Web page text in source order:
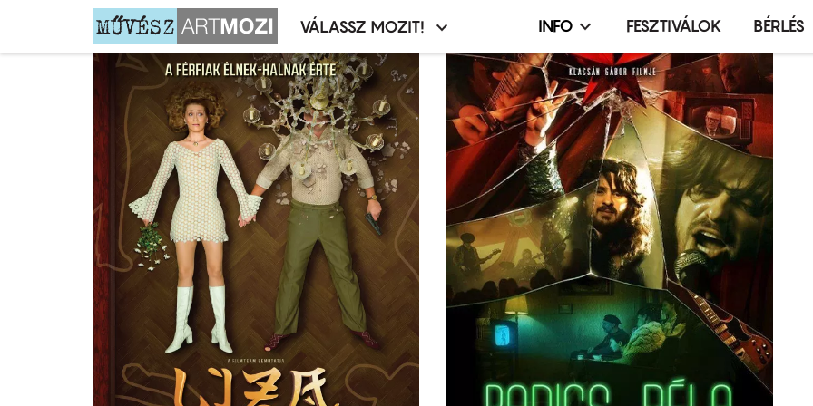
Moziválasztó
menü
VÁLASSZ MOZIT!
Infó,
esemény,
terembérlés
menü
INFO FESZTIVÁLOK BÉRLÉS